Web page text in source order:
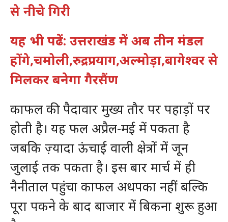
से नीचे गिरी
यह भी पढें: उत्तराखंड में अब तीन मंडल
होंगे,चमोली,रुद्रप्रयाग,अल्मोड़ा,बागेश्वर से
मिलकर बनेगा गैरसैंण
काफल की पैदावार मुख्य तौर पर पहाड़ों पर
होती है। यह फल अप्रैल-मई में पकता है
जबकि ज़्यादा ऊंचाई वाली क्षेत्रों में जून
जुलाई तक पकता है। इस बार मार्च में ही
नैनीताल पहुंचा काफल अधपका नहीं बल्कि
पूरा पकने के बाद बाजार में बिकना शुरू हुआ